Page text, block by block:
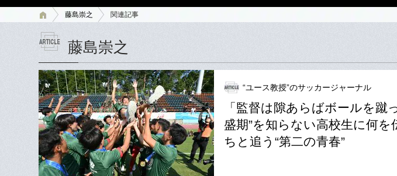
藤島崇之 関連記事
藤島崇之
“ユース教授”のサッカージャーナル
「監督は隙あらばボールを蹴
盛期”を知らない高校生に何
ちと追う“第二の青春”